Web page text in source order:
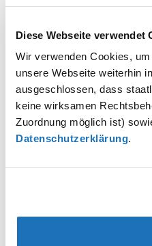
Diese Webseite verwendet
Wir verwenden Cookies,
unsere Webseite weiterhin
ausgeschlossen, dass
keine wirksamen
Zuordnung möglich ist)
Datenschutzerklärung.